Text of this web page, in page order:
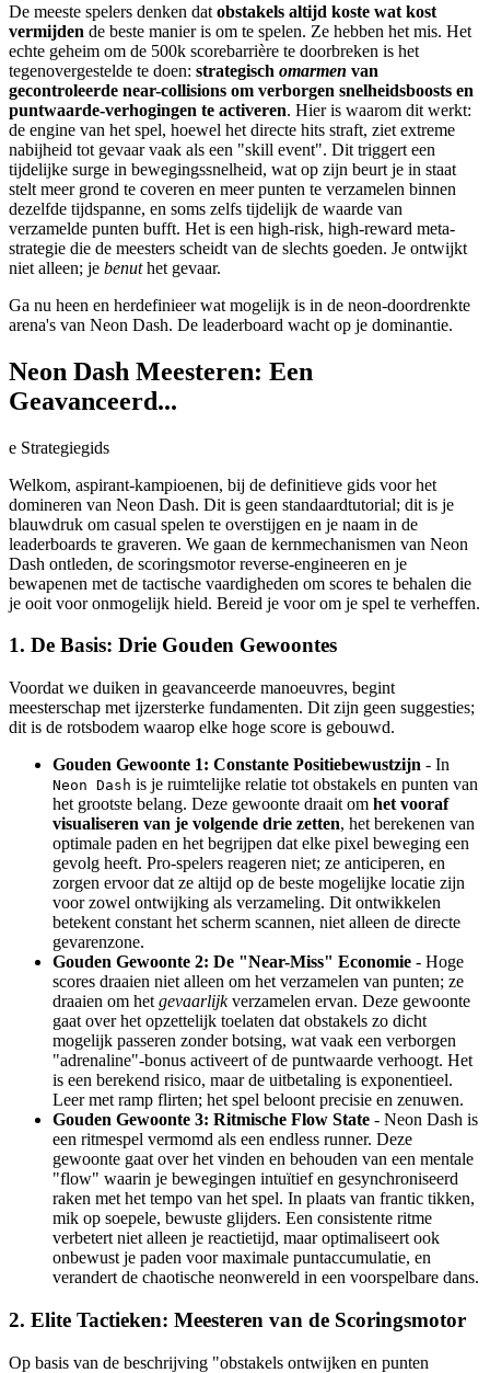
De meeste spelers denken dat obstakels altijd koste wat kost
vermijden de beste manier is om te spelen. Ze hebben het mis. Het
echte geheim om de 500k scorebarrière te doorbreken is het
tegenovergestelde te doen: strategisch omarmen van
gecontroleerde near-collisions om verborgen snelheidsboosts en
puntwaarde-verhogingen te activeren. Hier is waarom dit werkt:
de engine van het spel, hoewel het directe hits straft, ziet extreme
nabijheid tot gevaar vaak als een "skill event". Dit triggert een
tijdelijke surge in bewegingssnelheid, wat op zijn beurt je in staat
stelt meer grond te coveren en meer punten te verzamelen binnen
dezelfde tijdspanne, en soms zelfs tijdelijk de waarde van
verzamelde punten bufft. Het is een high-risk, high-reward meta-
strategie die de meesters scheidt van de slechts goeden. Je ontwijkt
niet alleen; je benuthet gevaar.
Ga nu heen en herdefinieer wat mogelijk is in de neon-doordrenkte
arena's van Neon Dash. De leaderboard wacht op je dominantie.
Neon Dash Meesteren: Een
Geavanceerd...
e Strategiegids
Welkom, aspirant-kampioenen, bij de definitieve gids voor het
domineren van Neon Dash. Dit is geen standaardtutorial; dit is je
blauwdruk om casual spelen te overstijgen en je naam in de
leaderboards te graveren. We gaan de kernmechanismen van Neon
Dash ontleden, de scoringsmotor reverse-engineeren en je
bewapenen met de tactische vaardigheden om scores te behalen die
je ooit voor onmogelijk hield. Bereid je voor om je spel te verheffen.
1. De Basis: Drie Gouden Gewoontes
Voordat we duiken in geavanceerde manoeuvres, begint
meesterschap met ijzersterke fundamenten. Dit zijn geen suggesties;
dit is de rotsbodem waarop elke hoge score is gebouwd.
Gouden Gewoonte 1: Constante Positiebewustzijn - In
Neon Dash is je ruimtelijke relatie tot obstakels en punten van
het grootste belang. Deze gewoonte draait om het vooraf
visualiseren van je volgende drie zetten, het berekenen van
optimale paden en het begrijpen dat elke pixel beweging een
gevolg heeft. Pro-spelers reageren niet; ze anticiperen, en
zorgen ervoor dat ze altijd op de beste mogelijke locatie zijn
voor zowel ontwijking als verzameling. Dit ontwikkelen
betekent constant het scherm scannen, niet alleen de directe
gevarenzone.
Gouden Gewoonte 2: De "Near-Miss" Economie - Hoge
scores draaien niet alleen om het verzamelen van punten; ze
draaien om het gevaarlijkverzamelen ervan. Deze gewoonte
gaat over het opzettelijk toelaten dat obstakels zo dicht
mogelijk passeren zonder botsing, wat vaak een verborgen
"adrenaline"-bonus activeert of de puntwaarde verhoogt. Het
is een berekend risico, maar de uitbetaling is exponentieel.
Leer met ramp flirten; het spel beloont precisie en zenuwen.
Gouden Gewoonte 3: Ritmische Flow State - Neon Dash is
een ritmespel vermomd als een endless runner. Deze
gewoonte gaat over het vinden en behouden van een mentale
"flow" waarin je bewegingen intuïtief en gesynchroniseerd
raken met het tempo van het spel. In plaats van frantic tikken,
mik op soepele, bewuste glijders. Een consistente ritme
verbetert niet alleen je reactietijd, maar optimaliseert ook
onbewust je paden voor maximale puntaccumulatie, en
verandert de chaotische neonwereld in een voorspelbare dans.
2. Elite Tactieken: Meesteren van de Scoringsmotor
Op basis van de beschrijving "obstakels ontwijken en punten